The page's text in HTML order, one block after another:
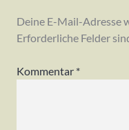
Deine E-Mail-Adresse
Erforderliche Felder
Kommentar *